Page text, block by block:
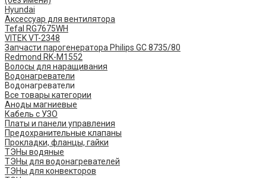
Hyundai
Аксессуар для вентилятора
Tefal RG7675WH
VITEK VT-2348
Запчасти парогенератора Philips GC 8735/80
Redmond RK-M1552
Волосы для наращивания
Водонагреватели
Водонагреватели
Все товары категории
Аноды магниевые
Кабель с УЗО
Платы и панели управления
Предохранительные клапаны
Прокладки, фланцы, гайки
ТЭНы водяные
ТЭНы для водонагревателей
ТЭНы для конвекторов